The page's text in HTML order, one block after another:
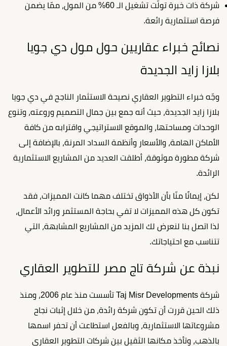
شركة ذات خبرة تولّت تشغيل الـ 60% من المول، ممّا يضمن
فرصة استثمارية رائعة.
نصائح خبراء عقاريين حول مول دي جويا
بلازا زايد الجديدة
وجّه خبراء التطوير العقاري نصيحة الاستثمار الناجح في دي جويا
بلازا زايد الجديدة، حيث أنه جمع بين جمال التصميم وروعته، وتنوع
الوحدات ومساحتها، والموقع الاستراتيجي واقترابه من كافة
الأماكن الهامة، والأسعار وأنظمة السداد المرنة، بالإضافة إلى
شركة مطورة موثوقة، أطلقت العديد من المشاريع الاستثمارية
الرائدة.
لكن، إيمانًا منّا بأن الأذواق تختلف مهما كانت المميزات، فقد
تكون كل هذه المميزات لا تفي بحاجة المستثمر ورائد الأعمال،
لذا اتصل بنا لنعرض لك المزيد من المشاريع المشابهة، التي
تتناسب مع احتياجاتك.
نبذة عن شركة تاج مصر للتطوير العقاري
شركة Taj Misr Developments تأسست منذ عام 2006، ومنذ
ذلك الحين قررت أن تكون شركة رائدة، من خلال إثبات نجاح
مشروعاتها الاستثمارية، وبالفعل استطاعت أن تحفر اسمها
بالذهب، وتأخذ مكانها الثقيل بين شركات التطوير العقاري